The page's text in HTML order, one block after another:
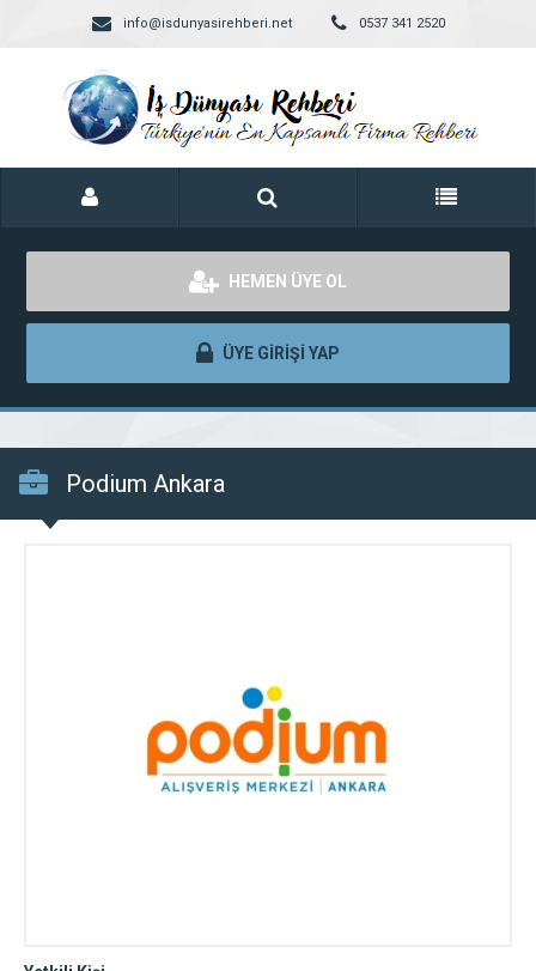
info@isdunyasirehberi.net 0537 341 2520
HEMEN ÜYE OL
ÜYE GİRİŞİ YAP
Podium Ankara